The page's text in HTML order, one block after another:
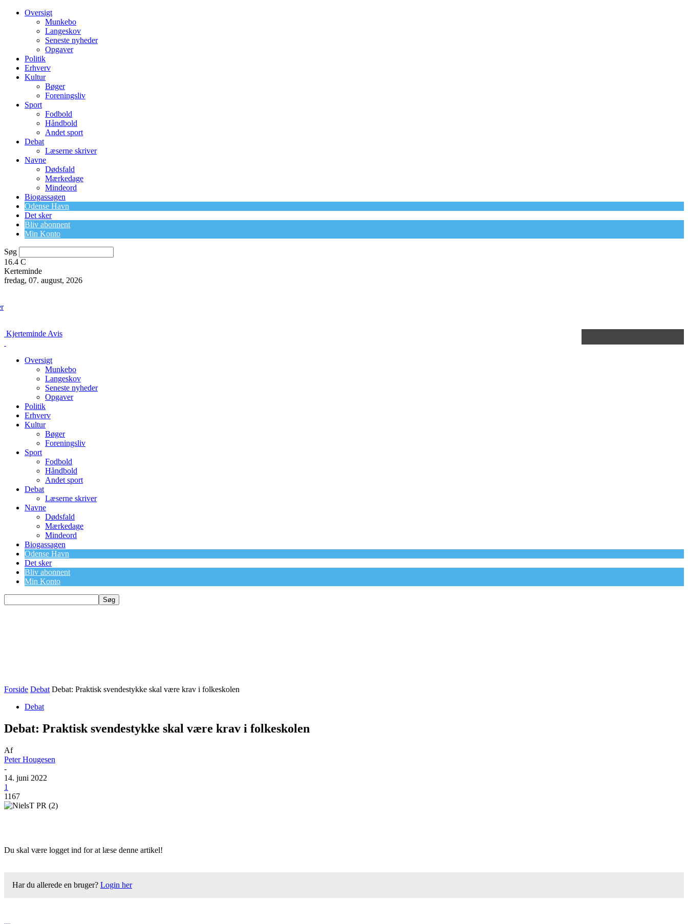
Oversigt
Munkebo
Langeskov
Seneste nyheder
Opgaver
Politik
Erhverv
Kultur
Bøger
Foreningsliv
Sport
Fodbold
Håndbold
Andet sport
Debat
Læserne skriver
Navne
Dødsfald
Mærkedage
Mindeord
Biogassagen
Odense Havn
Det sker
Bliv abonnent
Min Konto
Søg
16.4 C
Kerteminde
fredag, 07. august, 2026
Kjerteminde Avis
Oversigt
Munkebo
Langeskov
Seneste nyheder
Opgaver
Politik
Erhverv
Kultur
Bøger
Foreningsliv
Sport
Fodbold
Håndbold
Andet sport
Debat
Læserne skriver
Navne
Dødsfald
Mærkedage
Mindeord
Biogassagen
Odense Havn
Det sker
Bliv abonnent
Min Konto
Forside Debat Debat: Praktisk svendestykke skal være krav i folkeskolen
Debat
Debat: Praktisk svendestykke skal være krav i folkeskolen
Af
Peter Hougesen
-
14. juni 2022
1
1167
Du skal være logget ind for at læse denne artikel!
Har du allerede en bruger? Login her